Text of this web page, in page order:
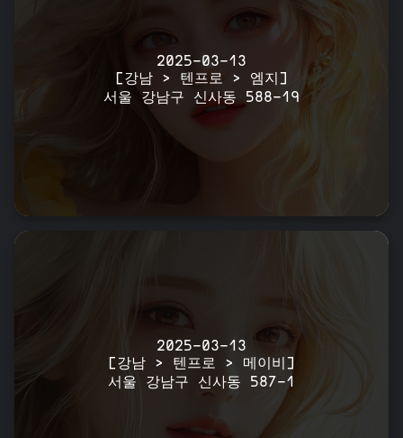
2025-03-13
[강남 > 텐프로 > 엠지]
서울 강남구 신사동 588-19
2025-03-13
[강남 > 텐프로 > 메이비]
서울 강남구 신사동 587-1